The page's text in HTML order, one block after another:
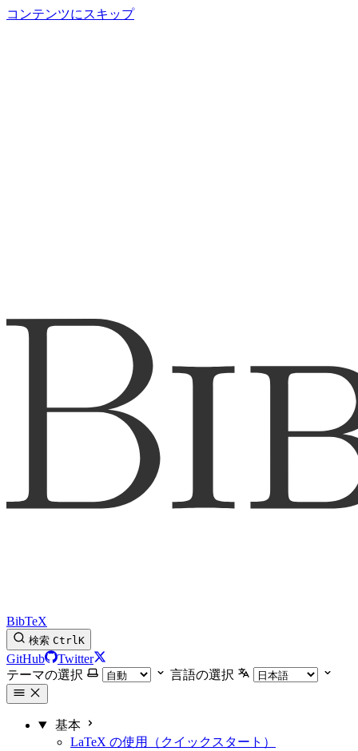
コンテンツにスキップ
BibTeX
検索 CtrlK
GitHub
Twitter
テーマの選択
言語の選択
基本
LaTeX の使用（クイックスタート）